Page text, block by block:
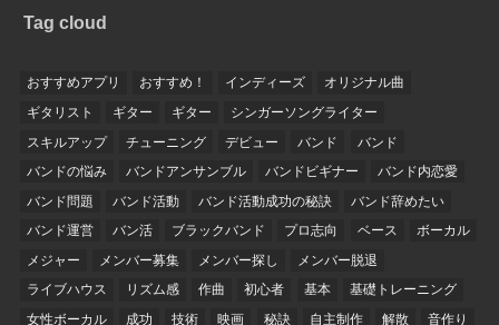
Tag cloud
おすすめアプリ おすすめ！ インディーズ
オリジナル曲
ギタリスト
ギター ギター
シンガーソングライター
スキルアップ
チューニング デビュー バンド
バンド
バンドの悩み
バンドアンサンブル バンドビギナー
バンド内恋愛
バンド問題
バンド活動 バンド活動成功の秘訣
バンド辞めたい
バンド運営
バン活 ブラックバンド プロ志向 ベース
ボーカル
メジャー
メンバー募集 メンバー探し
メンバー脱退
ライブハウス
リズム感 作曲 初心者 基本
基礎トレーニング
女性ボーカル
成功 技術 映画 秘訣 自主制作 解散 音作り